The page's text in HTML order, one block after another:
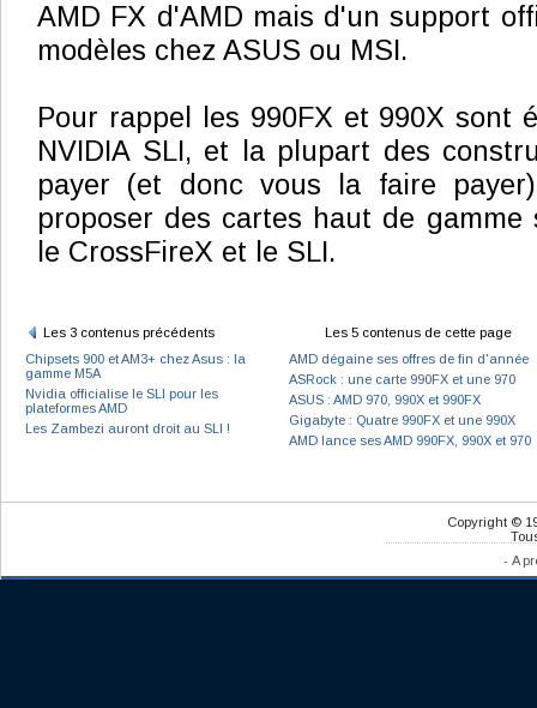
AMD FX d'AMD mais d'un support
modèles chez ASUS ou MSI.
Pour rappel les 990FX et 990X sont
NVIDIA SLI, et la plupart des
payer (et donc vous la faire
proposer des cartes haut de
le CrossFireX et le SLI.
Les 3 contenus précédents
Chipsets 900 et AM3+ chez Asus : la
gamme M5A
Nvidia officialise le SLI pour les
plateformes AMD
Les Zambezi auront droit au SLI !
Les 5 contenus de cette page
AMD dégaine ses offres de fin d'année
ASRock : une carte 990FX et une 970
ASUS : AMD 970, 990X et 990FX
Gigabyte : Quatre 990FX et une 990X
AMD lance ses AMD 990FX, 990X et 970
Copyright ©
- A